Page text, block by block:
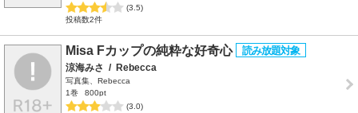
(3.5)
投稿数2件
Misa Fカップの純粋な好奇心
涼海みさ / Rebecca
写真集、Rebecca
1巻
800pt
(3.0)